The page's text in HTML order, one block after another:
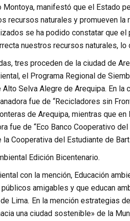
manifestó que el Estado
recursos naturales y promueven
se ha podido constatar que
nuestros recursos naturales, lo
tres proceden de la ciudad de
el Programa Regional de
Alto Selva Alegre de Arequipa. En
fue de “Recicladores sin
de Arequipa, mientras que
fue de “Eco Banco Cooperativo
Cooperativa del Estudiante de
Edición Bicentenario.
con la mención, Educación
amigables y que educan
Lima. En la mención estrategias
una ciudad sostenible» de la